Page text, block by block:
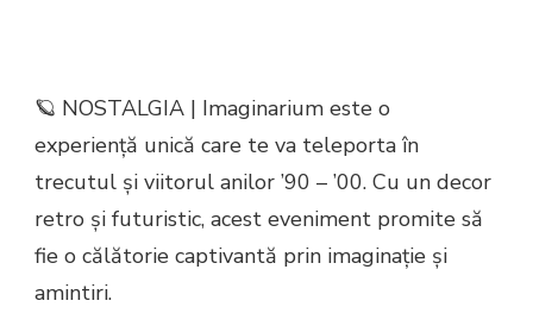
🪐 NOSTALGIA | Imaginarium este o
experiență unică care te va teleporta în
trecutul și viitorul anilor ’90 – ’00. Cu un decor
retro și futuristic, acest eveniment promite să
fie o călătorie captivantă prin imaginație și
amintiri.